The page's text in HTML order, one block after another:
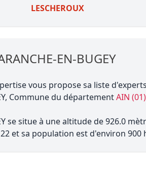
LESCHEROUX
EN-BUGEY
vous propose sa liste
Commune du départementAIN (01)
se situe à une altitude de 926.0
et sa population est d'environ 900